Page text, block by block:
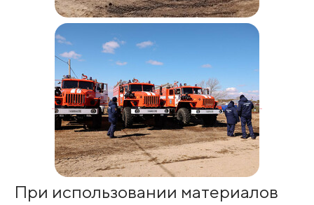
При использовании материалов